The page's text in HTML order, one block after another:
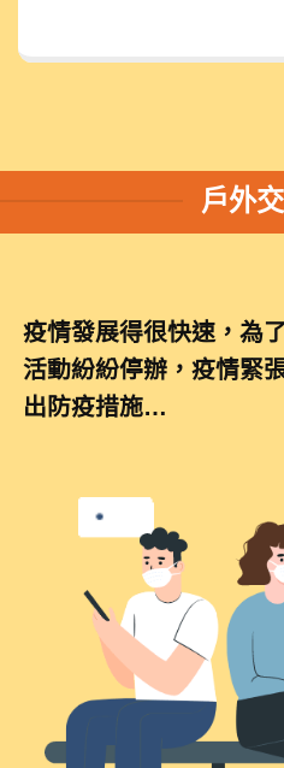
戶外
疫情發展得很快速，為
活動紛紛停辦，疫情緊
出防疫措施…